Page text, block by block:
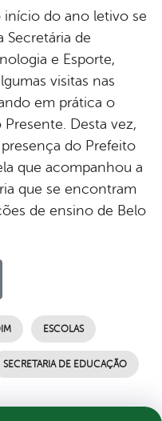
início do ano letivo se
Secretária de
e Esporte,
visitas nas
em prática o
Desta vez,
do Prefeito
que acompanhou a
que se encontram
de ensino de Belo
ESCOLAS
SECRETARIA DE EDUCAÇÃO